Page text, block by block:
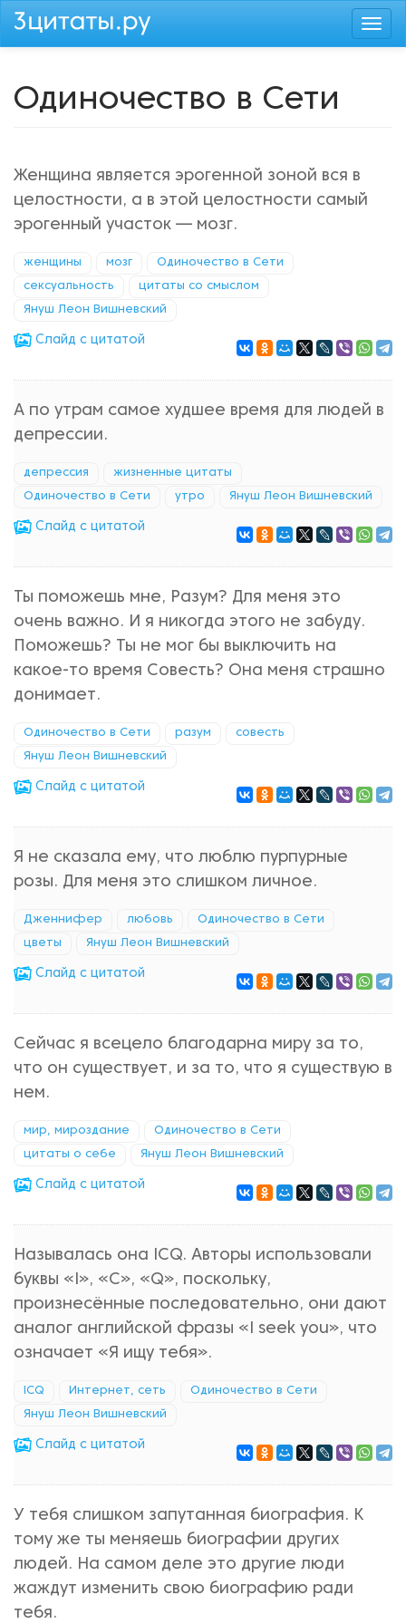
Перейти
Одиночество в Сети
Женщина является эрогенной зоной вся в
целостности, а в этой целостности самый
эрогенный участок — мозг.
женщины мозг Одиночество в Сети
сексуальность цитаты со смыслом
Януш Леон Вишневский
Cлайд с цитатой
А по утрам самое худшее время для людей в
депрессии.
депрессия жизненные цитаты
Одиночество в Сети утро Януш Леон Вишневский
Cлайд с цитатой
Ты поможешь мне, Разум? Для меня это
очень важно. И я никогда этого не забуду.
Поможешь? Ты не мог бы выключить на
какое-то время Совесть? Она меня страшно
донимает.
Одиночество в Сети разум совесть
Януш Леон Вишневский
Cлайд с цитатой
Я не сказала ему, что люблю пурпурные
розы. Для меня это слишком личное.
Дженнифер любовь Одиночество в Сети
цветы Януш Леон Вишневский
Cлайд с цитатой
Сейчас я всецело благодарна миру за то,
что он существует, и за то, что я существую в
нем.
мир, мироздание Одиночество в Сети
цитаты о себе Януш Леон Вишневский
Cлайд с цитатой
Называлась она ICQ. Авторы использовали
буквы «I», «С», «Q», поскольку,
произнесённые последовательно, они дают
аналог английской фразы «I seek you», что
означает «Я ищу тебя».
ICQ Интернет, сеть Одиночество в Сети
Януш Леон Вишневский
Cлайд с цитатой
У тебя слишком запутанная биография. К
тому же ты меняешь биографии других
людей. На самом деле это другие люди
жаждут изменить свою биографию ради
тебя.